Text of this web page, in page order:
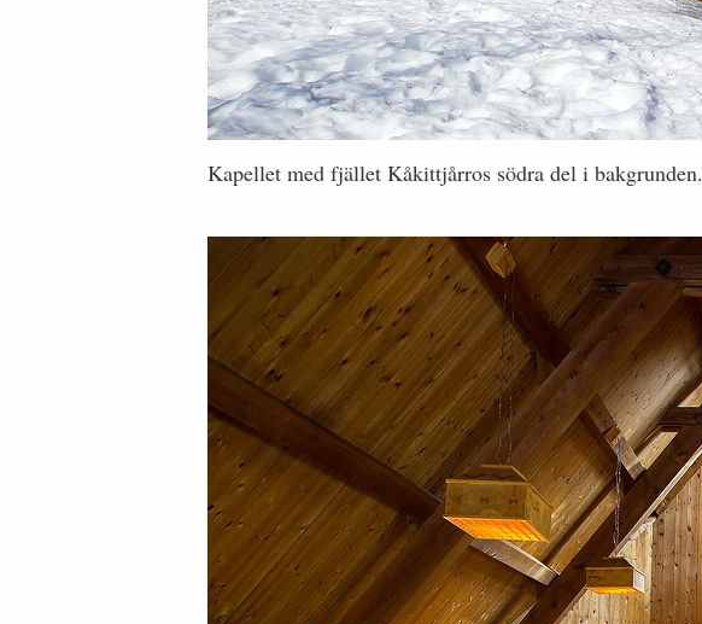
Kapellet med fjället Kåkittjårros södra del i bakgrunden.